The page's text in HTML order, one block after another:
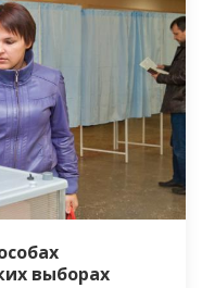
выборах